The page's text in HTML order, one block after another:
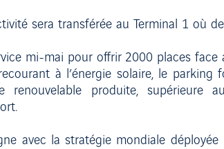
sera transférée au Terminal 1 où
mi-mai pour offrir 2000 places
à l’énergie solaire, le parking
renouvelable produite, supérieure
avec la stratégie mondiale